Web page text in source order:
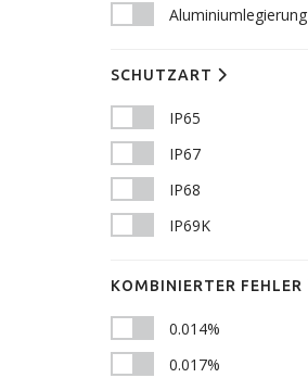
Aluminiumlegierung
SCHUTZART
IP65
IP67
IP68
IP69K
KOMBINIERTER FEHLER
0.014%
0.017%